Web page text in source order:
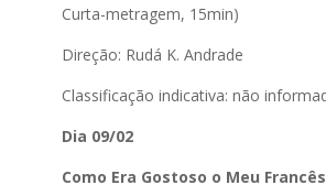
Curta-metragem, 15min)
Direção: Rudá K. Andrade
Classificação indicativa: não
Dia 09/02
Como Era Gostoso o Meu Francês